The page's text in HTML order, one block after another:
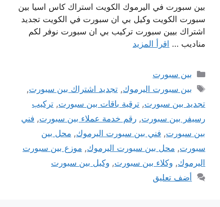
بين سبورت في اليرموك الكويت استراك كاس اسيا بين
سبورت الكويت وكيل بي ان سبورت في الكويت تجديد
اشتراك بيين سبورت تركيب بي ان سبورت نوفر لكم
مناديب … اقرأ المزيد
التصنيفات
بين سبورت
الوسوم
بين سبورت اليرموك,تجديد اشتراك بين سبورت,
تجديد بين سبورت, ترقية باقات بين سبورت, تركيب
رسيفر بين سبورت, رقم خدمة عملاء بين سبورت, فني
بين سبورت, فني بين سبورت اليرموك, محل بين
سبورت, محل بين سبورت اليرموك, موزع بين سبورت
اليرموك, وكلاء بين سبورت, وكيل بين سبورت
أضف تعليق